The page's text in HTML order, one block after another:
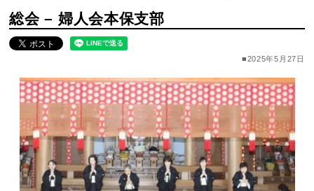
総会 – 婦人会本保支部
■2025年5月27日